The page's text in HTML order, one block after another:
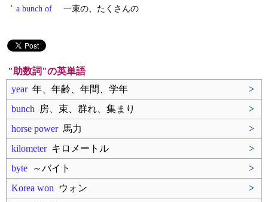
・ a bunch of 一束の、たくさんの
"助数詞"の英単語
year年、年齢、年間、学年
>
bunch 房、束、群れ、集まり
>
horse power馬力
>
kilometerキロメートル
>
byte ～バイト
>
Korea won ウォン
>